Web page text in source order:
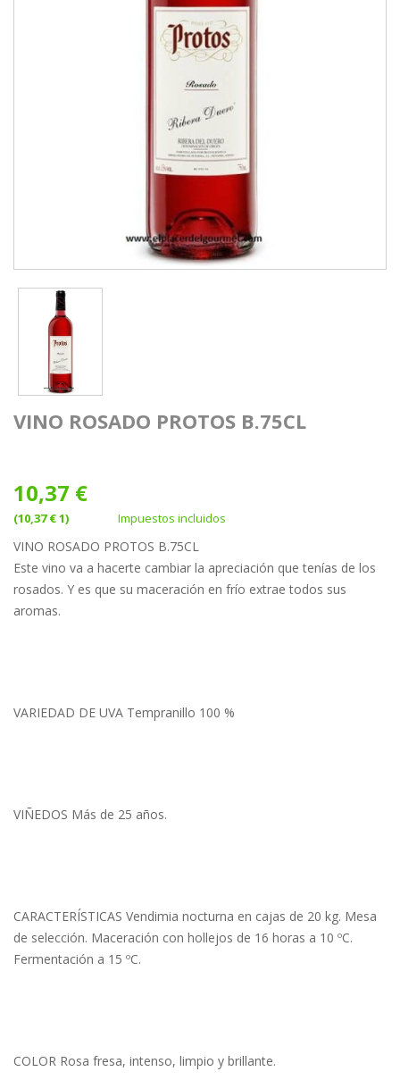
VINO ROSADO PROTOS B.75CL
10,37 €
(10,37 € 1) Impuestos incluidos
VINO ROSADO PROTOS B.75CL
Este vino va a hacerte cambiar la apreciación que tenías de los
rosados. Y es que su maceración en frío extrae todos sus
aromas.
VARIEDAD DE UVA Tempranillo 100 %
VIÑEDOS Más de 25 años.
CARACTERÍSTICAS Vendimia nocturna en cajas de 20 kg. Mesa
de selección. Maceración con hollejos de 16 horas a 10 ºC.
Fermentación a 15 ºC.
COLOR Rosa fresa, intenso, limpio y brillante.